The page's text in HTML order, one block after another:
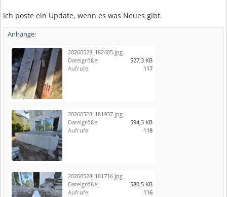
Ich poste ein Update, wenn es was Neues gibt.
Anhänge:
20260528_182405.jpg
Dateigröße:
527,3 KB
Aufrufe:
117
20260528_181937.jpg
Dateigröße:
594,3 KB
Aufrufe:
118
20260528_181716.jpg
Dateigröße:
580,5 KB
Aufrufe:
116